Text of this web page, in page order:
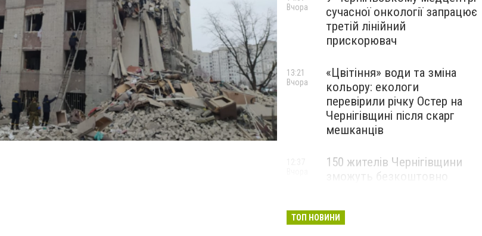
сучасної онкології запрацює
третій лінійний
прискорювач
Вчора
«Цвітіння» води та зміна
кольору: екологи
перевірили річку Остер на
Чернігівщині після скарг
мешканців
13:21
Вчора
150 жителів Чернігівщини
зможуть безкоштовно
ТОП НОВИНИ